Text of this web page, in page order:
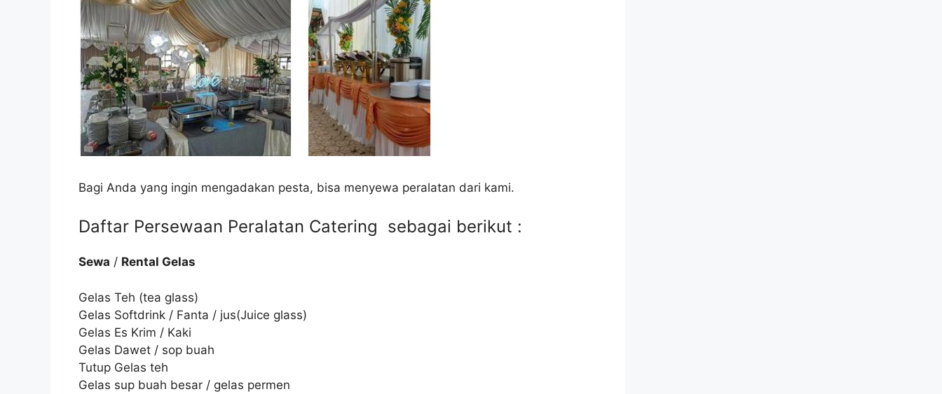
Bagi Anda yang ingin mengadakan pesta, bisa menyewa peralatan dari kami.
Daftar Persewaan Peralatan Catering sebagai berikut :
Sewa / Rental Gelas
Gelas Teh (tea glass)
Gelas Softdrink / Fanta / jus(Juice glass)
Gelas Es Krim / Kaki
Gelas Dawet / sop buah
Tutup Gelas teh
Gelas sup buah besar / gelas permen